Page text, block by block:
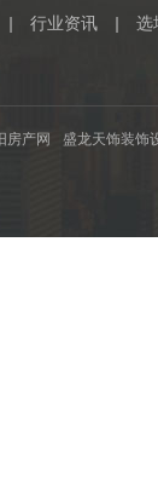
| 行业资讯 | 选
房产网 盛龙天饰装饰